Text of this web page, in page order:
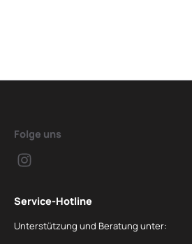
Folge uns
Service-Hotline
Unterstützung und Beratung unter: